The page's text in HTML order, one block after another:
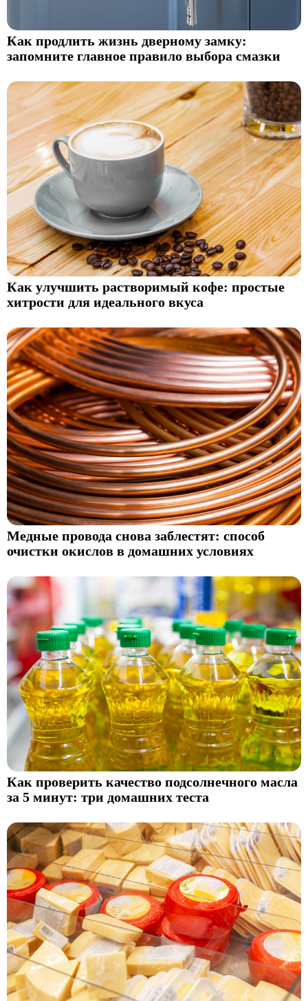
Как продлить жизнь дверному замку:
запомните главное правило выбора смазки
Как улучшить растворимый кофе: простые
хитрости для идеального вкуса
Медные провода снова заблестят: способ
очистки окислов в домашних условиях
Как проверить качество подсолнечного масла
за 5 минут: три домашних теста